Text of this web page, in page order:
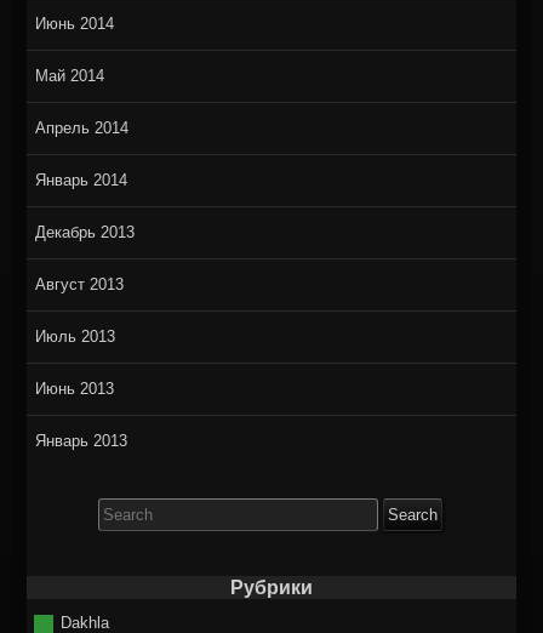
Июнь 2014
Май 2014
Апрель 2014
Январь 2014
Декабрь 2013
Август 2013
Июль 2013
Июнь 2013
Январь 2013
for:
Рубрики
Dakhla